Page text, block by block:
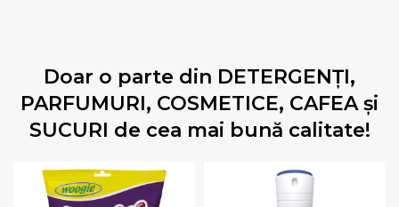
Doar o parte din DETERGENŢI,
PARFUMURI, COSMETICE, CAFEA și
SUCURI de cea mai bună calitate!